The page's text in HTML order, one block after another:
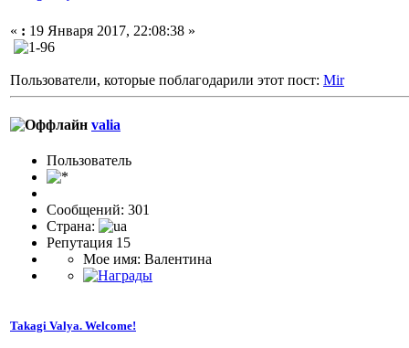
« : 19 Января 2017, 22:08:38 »
Пользователи, которые поблагодарили этот пост: Mir
valia
Пользовaтeль
Сообщений: 301
Страна:
Репутация 15
Мое имя: Валентина
Takagi Valya. Welcome!